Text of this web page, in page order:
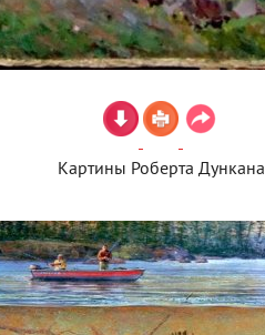
Картины Роберта Дункана